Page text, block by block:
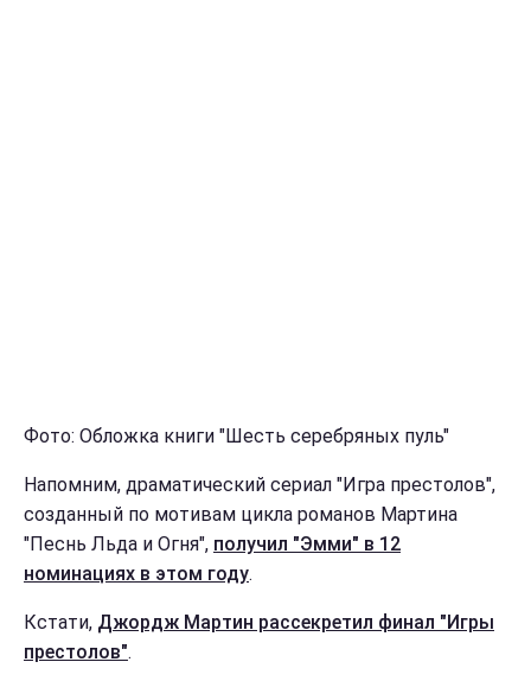
Фото: Обложка книги "Шесть серебряных пуль"
Напомним, драматический сериал "Игра престолов",
созданный по мотивам цикла романов Мартина
"Песнь Льда и Огня", получил "Эмми" в 12
номинациях в этом году.
Кстати, Джордж Мартин рассекретил финал "Игры
престолов".